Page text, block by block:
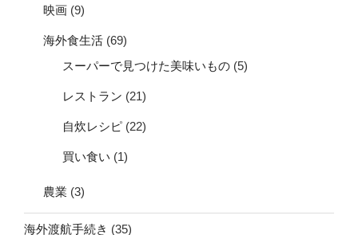
映画 (9)
海外食生活 (69)
スーパーで見つけた美味いもの (5)
レストラン (21)
自炊レシピ (22)
買い食い (1)
農業 (3)
海外渡航手続き (35)